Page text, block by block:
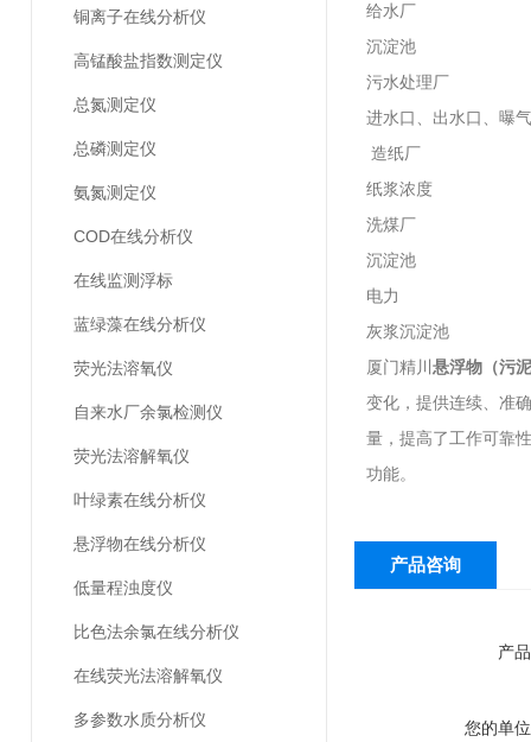
铜离子在线分析仪
高锰酸盐指数测定仪
总氮测定仪
总磷测定仪
氨氮测定仪
COD在线分析仪
在线监测浮标
蓝绿藻在线分析仪
荧光法溶氧仪
自来水厂余氯检测仪
荧光法溶解氧仪
叶绿素在线分析仪
悬浮物在线分析仪
低量程浊度仪
比色法余氯在线分析仪
在线荧光法溶解氧仪
多参数水质分析仪
给水厂
沉淀池
污水处理厂
进水口、出水口、曝
造纸厂
纸浆浓度
洗煤厂
沉淀池
电力
灰浆沉淀池
厦门精川 悬浮物（污
变化，提供连续、准
量，提高了工作可靠
功能。
产品咨询
产
您的单